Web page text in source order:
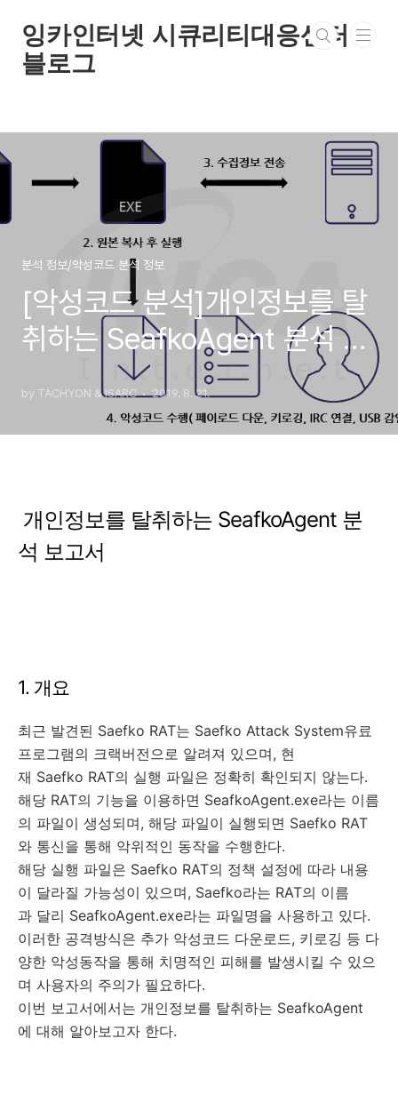
잉카인터넷 시큐리티대응센터
블로그
분석 정보/악성코드 분석 정보
[악성코드 분석]개인정보를 탈
취하는 SeafkoAgent 분석 보
by TACHYON & ISARC 2019. 8. 21.
개인정보를 탈취하는 SeafkoAgent 분
석 보고서
1. 개요
최근 발견된 Saefko RAT는 Saefko Attack System유료
프로그램의 크랙버전으로 알려져 있으며, 현
재 Saefko RAT의 실행 파일은 정확히 확인되지 않는다.
해당 RAT의 기능을 이용하면 SeafkoAgent.exe라는 이름
의 파일이 생성되며, 해당 파일이 실행되면 Saefko RAT
와 통신을 통해 악위적인 동작을 수행한다.
해당 실행 파일은 Saefko RAT의 정책 설정에 따라 내용
이 달라질 가능성이 있으며, Saefko라는 RAT의 이름
과 달리 SeafkoAgent.exe라는 파일명을 사용하고 있다.
이러한 공격방식은 추가 악성코드 다운로드, 키로깅 등 다
양한 악성동작을 통해 치명적인 피해를 발생시킬 수 있으
며 사용자의 주의가 필요하다.
이번 보고서에서는 개인정보를 탈취하는 SeafkoAgent
에 대해 알아보고자 한다.